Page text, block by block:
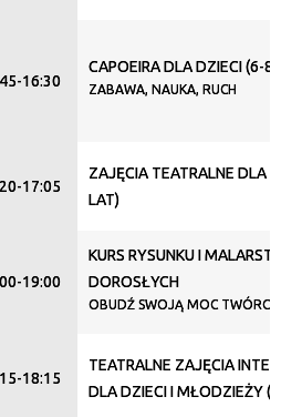
16:30
CAPOEIRA DLA DZIECI (6-8
ZABAWA, NAUKA, RUCH
17:05
ZAJĘCIA TEATRALNE DLA
LAT)
19:00
KURS RYSUNKU I
DOROSŁYCH
OBUDŹ SWOJĄ MOC
18:15
TEATRALNE ZAJĘCIA
DLA DZIECI I MŁODZIEŻY